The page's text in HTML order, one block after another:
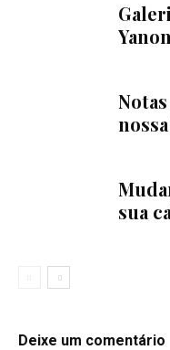
sua
Deixe um comentário